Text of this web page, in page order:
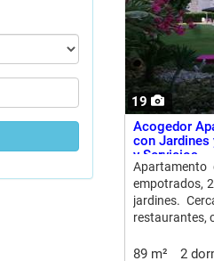
19
Acogedor
con Jardines
y Servicios
empotrados,
jardines.
restaurantes,
89 m² 2